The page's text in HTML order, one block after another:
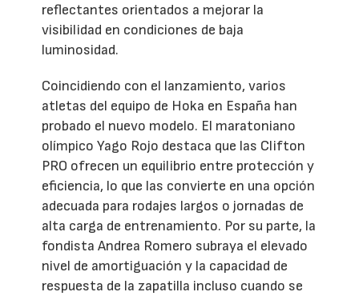
reflectantes orientados a mejorar la
visibilidad en condiciones de baja
luminosidad.
Coincidiendo con el lanzamiento, varios
atletas del equipo de Hoka en España han
probado el nuevo modelo. El maratoniano
olímpico Yago Rojo destaca que las Clifton
PRO ofrecen un equilibrio entre protección y
eficiencia, lo que las convierte en una opción
adecuada para rodajes largos o jornadas de
alta carga de entrenamiento. Por su parte, la
fondista Andrea Romero subraya el elevado
nivel de amortiguación y la capacidad de
respuesta de la zapatilla incluso cuando se